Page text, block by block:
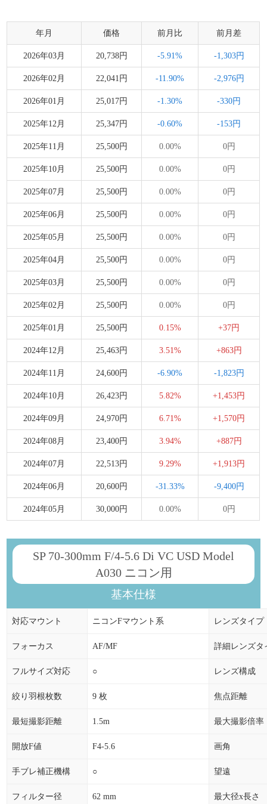
年月 価格 前月比 前月差
2026年03月 20,738円 -5.91% -1,303円
2026年02月 22,041円 -11.90% -2,976円
2026年01月 25,017円 -1.30% -330円
2025年12月 25,347円 -0.60% -153円
2025年11月 25,500円 0.00% 0円
2025年10月 25,500円 0.00% 0円
2025年07月 25,500円 0.00% 0円
2025年06月 25,500円 0.00% 0円
2025年05月 25,500円 0.00% 0円
2025年04月 25,500円 0.00% 0円
2025年03月 25,500円 0.00% 0円
2025年02月 25,500円 0.00% 0円
2025年01月 25,500円 0.15% +37円
2024年12月 25,463円 3.51% +863円
2024年11月 24,600円 -6.90% -1,823円
2024年10月 26,423円 5.82% +1,453円
2024年09月 24,970円 6.71% +1,570円
2024年08月 23,400円 3.94% +887円
2024年07月 22,513円 9.29% +1,913円
2024年06月 20,600円 -31.33% -9,400円
2024年05月 30,000円 0.00% 0円
SP 70-300mm F/4-5.6 Di VC USD Model
A030 ニコン用
基本仕様
対応マウント ニコンFマウント系 レンズタイプ
フォーカス AF/MF 詳細レンズタ
フルサイズ対応 ○ レンズ構成
絞り羽根枚数 9 枚 焦点距離
最短撮影距離 1.5m 最大撮影倍率
開放F値 F4-5.6 画角
手ブレ補正機構 ○ 望遠
フィルター径 62 mm 最大径x長さ